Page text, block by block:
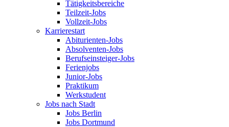
Tätigkeitsbereiche
Teilzeit-Jobs
Vollzeit-Jobs
Karrierestart
Abiturienten-Jobs
Absolventen-Jobs
Berufseinsteiger-Jobs
Ferienjobs
Junior-Jobs
Praktikum
Werkstudent
Jobs nach Stadt
Jobs Berlin
Jobs Dortmund